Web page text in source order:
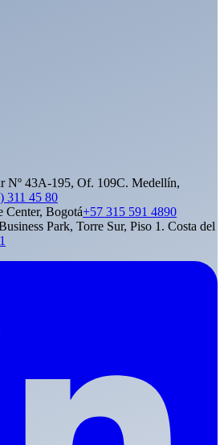
Nº 43A-195, Of. 109C. Medellín,
311 45 80
Center, Bogotá+57 315 591 4890
Park, Torre Sur, Piso 1. Costa del